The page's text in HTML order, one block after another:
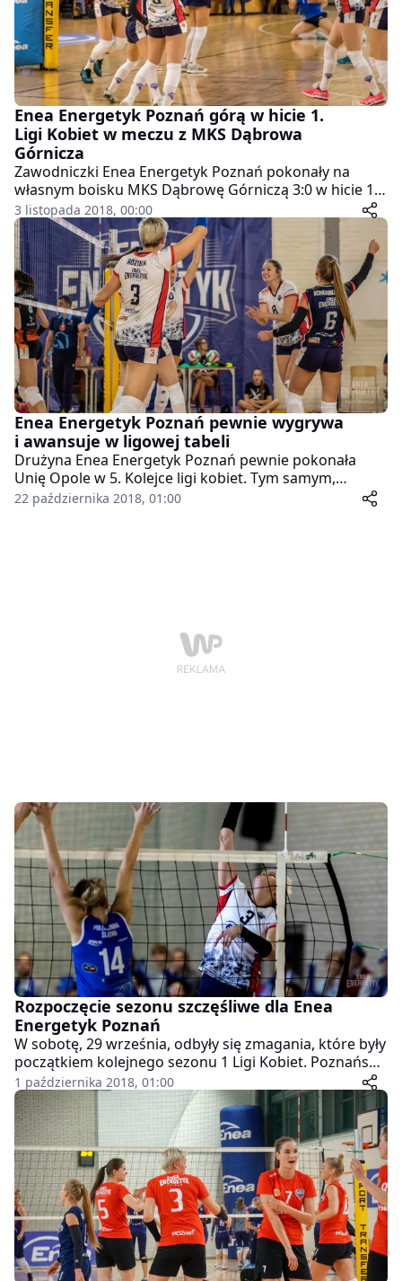
Enea Energetyk Poznań górą w hicie 1.
Ligi Kobiet w meczu z MKS Dąbrowa
Górnicza
Zawodniczki Enea Energetyk Poznań pokonały na
własnym boisku MKS Dąbrowę Górniczą 3:0 w hicie 1
Ligi Kobiet. Poznańska drużyna wyprzedziła tym
samym dąbrowianki w tabeli ligowej.
3 listopada 2018, 00:00
Enea Energetyk Poznań pewnie wygrywa
i awansuje w ligowej tabeli
Drużyna Enea Energetyk Poznań pewnie pokonała
Unię Opole w 5. Kolejce ligi kobiet. Tym samym,
zawodniczki ze stolicy Wielkopolski znalazła się na 3.
miejscu w tabeli.
22 października 2018, 01:00
Rozpoczęcie sezonu szczęśliwe dla Enea
Energetyk Poznań
W sobotę, 29 września, odbyły się zmagania, które były
początkiem kolejnego sezonu 1 Ligi Kobiet. Poznański
zespół Enea Energetyk Poznań zmierzył się w
pierwszym meczu z KŚ AZS Politechniki Śląskiej w
Gliwicach i zwyciężył przewagą 3:1.
1 października 2018, 01:00